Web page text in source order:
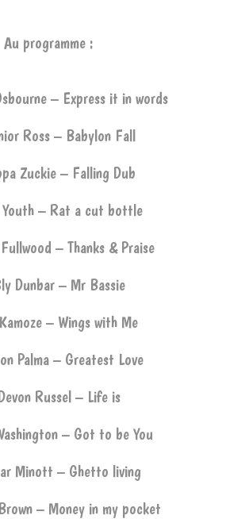
Au programme :
– Express it in words
Ross – Babylon Fall
Zuckie – Falling Dub
Youth – Rat a cut bottle
– Thanks & Praise
Dunbar – Mr Bassie
– Wings with Me
Palma – Greatest Love
Russel – Life is
– Got to be You
Minott – Ghetto living
– Money in my pocket